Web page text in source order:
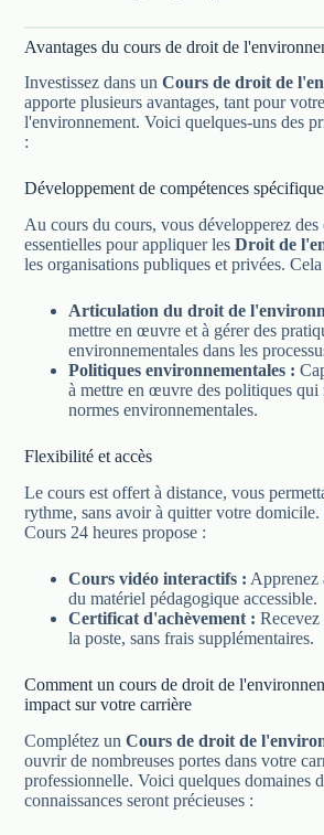
Avantages du cours de droit de
Investissez dans unCours de droit de
apporte plusieurs avantages, tant pour
l'environnement. Voici quelques-uns des
:
Développement de compétences
Au cours du cours, vous développerez des
essentielles pour appliquer lesDroit de
les organisations publiques et privées.
Articulation du droit de
mettre en œuvre et à gérer des
environnementales dans les
Politiques environnementales :
à mettre en œuvre des politiques qui
normes environnementales.
Flexibilité et accès
Le cours est offert à distance, vous
rythme, sans avoir à quitter votre
Cours 24 heures propose :
Cours vidéo interactifs : Apprenez
du matériel pédagogique accessible.
Certificat d'achèvement :
la poste, sans frais supplémentaires.
Comment un cours de droit de
impact sur votre carrière
Complétez unCours de droit de
ouvrir de nombreuses portes dans votre
professionnelle. Voici quelques domaines
connaissances seront précieuses :